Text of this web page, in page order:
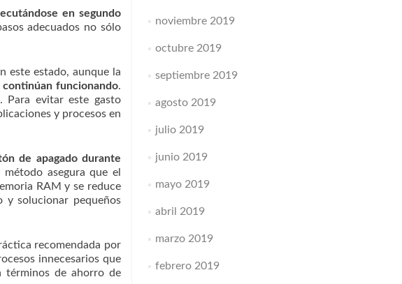
en segundo
adecuados no sólo
este estado, aunque la
funcionando.
. Para evitar este gasto
y procesos en
de apagado durante
asegura que el
RAM y se reduce
y solucionar pequeños
recomendada por
innecesarios que
términos de ahorro de
noviembre 2019
octubre 2019
septiembre 2019
agosto 2019
julio 2019
junio 2019
mayo 2019
abril 2019
marzo 2019
febrero 2019